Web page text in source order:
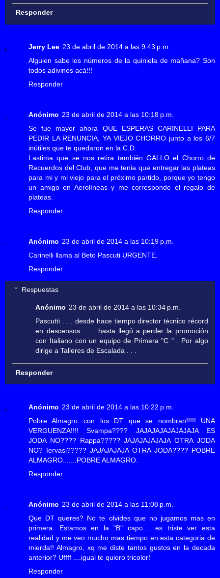
Responder
Jerry Lee 23 de abril de 2014 a las 9:43 p.m.
Alguien sabe los números de la quiniela de mañana? Son
todos adivinos acá!!!
Responder
Anónimo 23 de abril de 2014 a las 10:18 p.m.
Se fue mayor ahora QUE ESPERAS CARINELLI PARA
PEDIR LA RENUNCIA, YA VIEJO CHORRO junto a los 6/7
inútiles que te quedaron en la C.D.
Lastima que se nos retira también GALLO el Chorro de
Recuerdos del Club, que me tenia que entregar las plateas
para mi y mi viejo para el próximo partido, porque yo tengo
un amigo en Aerolíneas y me corresponde el regalo de
plateas.
Responder
Anónimo 23 de abril de 2014 a las 10:19 p.m.
Carinelli llama al Beto Pascuti URGENTE.
Responder
Respuestas
Anónimo 23 de abril de 2014 a las 10:34 p.m.
Pascutti . . . desde hace tiempo director técnico récord
en descensos . . . hasta llegó a perder la promoción
con Italiano con un equipo de Primera "C " . Por algo
dirige a Talleres de Escalada . . .
Responder
Anónimo 23 de abril de 2014 a las 10:22 p.m.
Pobre Almagro...con los DT que se nombran!!!!! UNA
VERGUENZA!!!! Svampa???? JAJAJAJAJAJAJAJA ES
JODA NO???? Rappa????? JAJAJAJAJAJA OTRA JODA
NO? Iervasi????? JAJAJAJAJA OTRA JODA???? POBRE
ALMAGRO.......POBRE ALMAGRO.
Responder
Anónimo 23 de abril de 2014 a las 11:08 p.m.
Que DT queres? No te olvides que no jugamos mas en
primera. Estamos en la "B" capo.... es triste ver esta
realidad y me veo mucho mas tiempo en esta categoria de
mierda!! Almagro, xq me diste tantos gustos en la decada
anterior? Uffff ....igual te quiero tricolor!
Responder